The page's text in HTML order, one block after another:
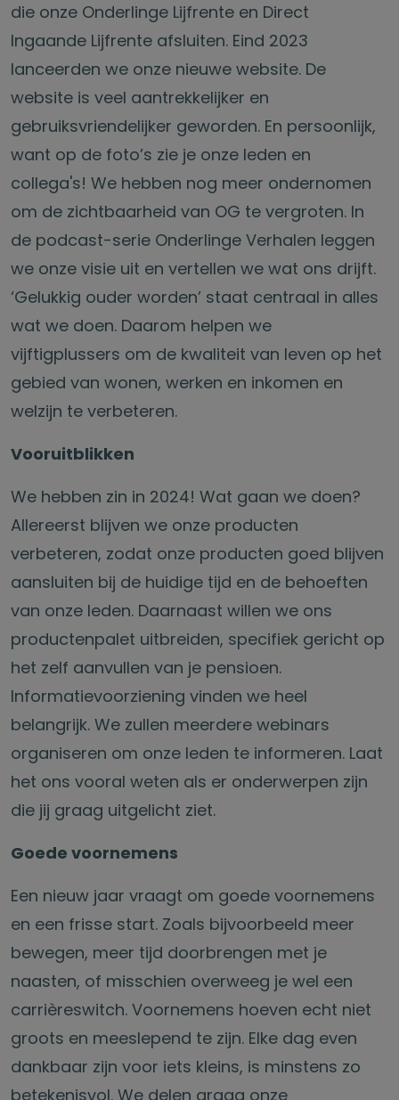
die onze Onderlinge Lijfrente en Direct
Ingaande Lijfrente afsluiten. Eind 2023
lanceerden we onze nieuwe website. De
website is veel aantrekkelijker en
gebruiksvriendelijker geworden. En persoonlijk,
want op de foto’s zie je onze leden en
collega's! We hebben nog meer ondernomen
om de zichtbaarheid van OG te vergroten. In
de podcast-serie Onderlinge Verhalen leggen
we onze visie uit en vertellen we wat ons drijft.
‘Gelukkig ouder worden’ staat centraal in alles
wat we doen. Daarom helpen we
vijftigplussers om de kwaliteit van leven op het
gebied van wonen, werken en inkomen en
welzijn te verbeteren.
Vooruitblikken
We hebben zin in 2024! Wat gaan we doen?
Allereerst blijven we onze producten
verbeteren, zodat onze producten goed blijven
aansluiten bij de huidige tijd en de behoeften
van onze leden. Daarnaast willen we ons
productenpalet uitbreiden, specifiek gericht op
het zelf aanvullen van je pensioen.
Informatievoorziening vinden we heel
belangrijk. We zullen meerdere webinars
organiseren om onze leden te informeren. Laat
het ons vooral weten als er onderwerpen zijn
die jij graag uitgelicht ziet.
Goede voornemens
Een nieuw jaar vraagt om goede voornemens
en een frisse start. Zoals bijvoorbeeld meer
bewegen, meer tijd doorbrengen met je
naasten, of misschien overweeg je wel een
carrièreswitch. Voornemens hoeven echt niet
groots en meeslepend te zijn. Elke dag even
dankbaar zijn voor iets kleins, is minstens zo
betekenisvol. We delen graag onze